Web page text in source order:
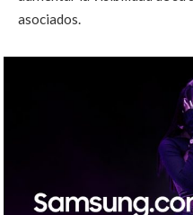
asociados.